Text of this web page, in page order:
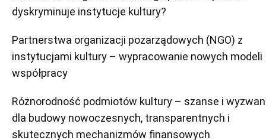
dyskryminuje instytucje kultury?
Partnerstwa organizacji pozarządowych (NGO) z
instytucjami kultury – wypracowanie nowych modeli
współpracy
Różnorodność podmiotów kultury – szanse i
dla budowy nowoczesnych, transparentnych i
skutecznych mechanizmów finansowych